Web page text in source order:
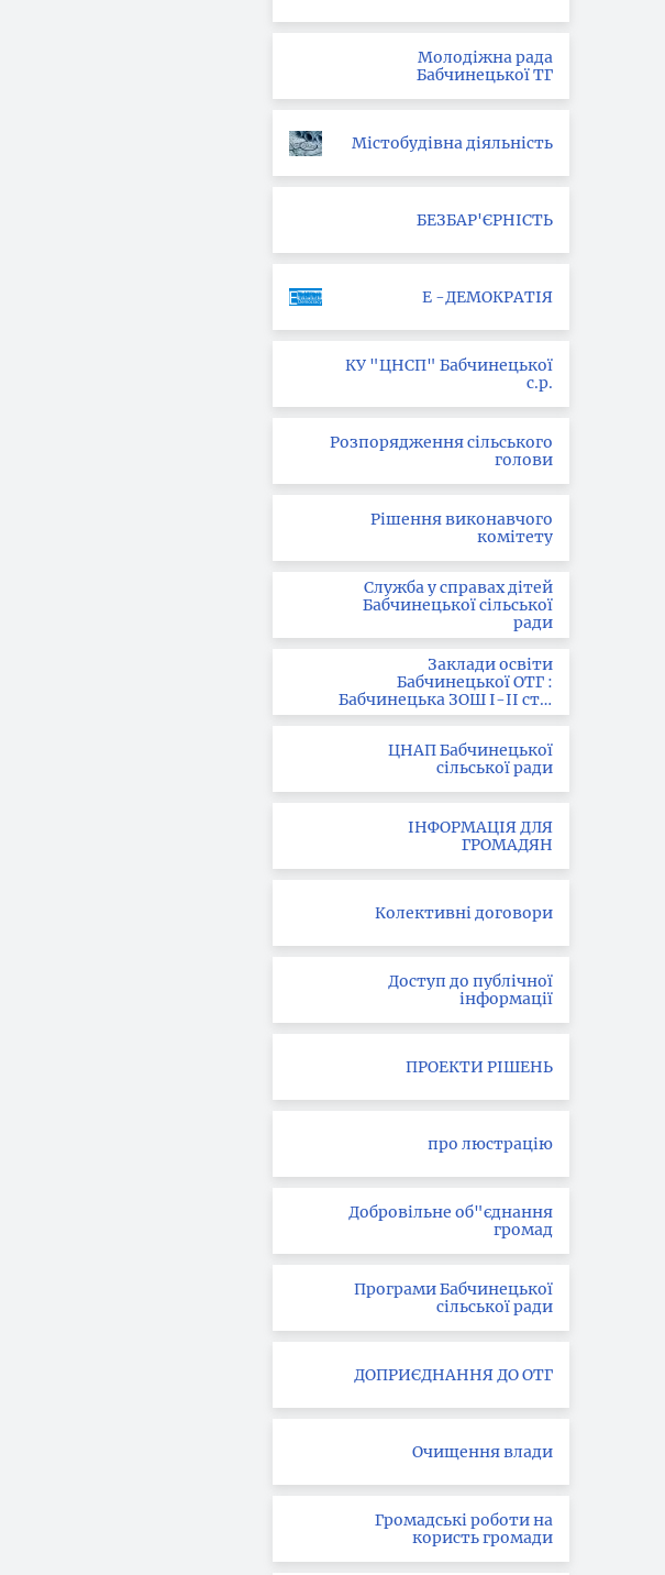
Молодіжна рада
Бабчинецької ТГ
Містобудівна діяльність
БЕЗБАР'ЄРНІСТЬ
Е -ДЕМОКРАТІЯ
КУ "ЦНСП" Бабчинецької
с.р.
Розпорядження сільського
голови
Рішення виконавчого
комітету
Служба у справах дітей
Бабчинецької сільської
ради
Заклади освіти
Бабчинецької ОТГ :
Бабчинецька ЗОШ І-ІІ ст. ;
Вила-Ярузька ЗОШ І-ІІІ
ЦНАП Бабчинецької
сільської ради
ІНФОРМАЦІЯ ДЛЯ
ГРОМАДЯН
Колективні договори
Доступ до публічної
інформації
ПРОЕКТИ РІШЕНЬ
про люстрацію
Добровільне об"єднання
громад
Програми Бабчинецької
сільської ради
ДОПРИЄДНАННЯ ДО ОТГ
Очищення влади
Громадські роботи на
користь громади